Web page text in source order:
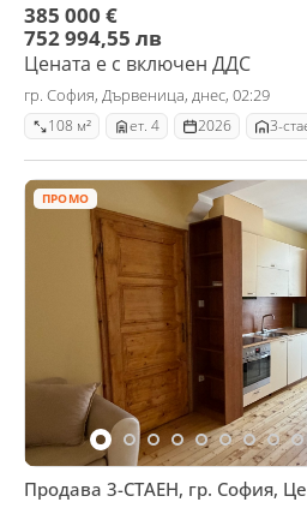
385 000 €
752 994,55 лв
Цената е с включен ДДС
гр. София, Дървеница, днес, 02:29
108 м² ет. 4 2026 3-
ПРОМО
Продава 3-СТАЕН, гр. София,